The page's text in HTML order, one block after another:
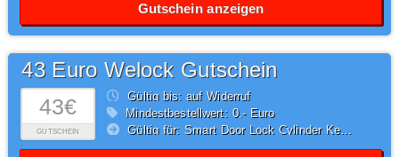
Gutschein anzeigen
43€
GUTSCHEIN
43 Euro Welock Gutschein
Gültig bis: auf Widerruf
Mindestbestellwert: 0,- Euro
Gültig für: Smart Door Lock Cylinder Keypad